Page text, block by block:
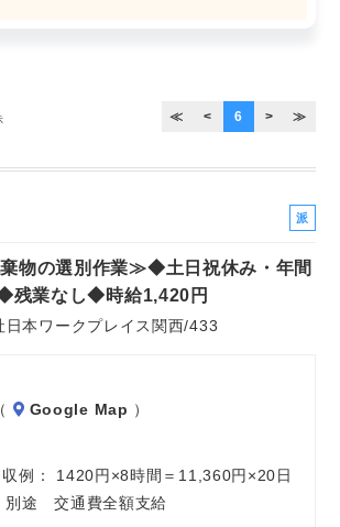
≪ < 6 > ≫
派
社
物の選別作業≫◆土日祝休み・年間
残業なし◆時給1,420円
日本ワークプレイス関西/433
Google Map ）
例： 1420円×8時間＝11,360円×20日
別途 交通費全額支給